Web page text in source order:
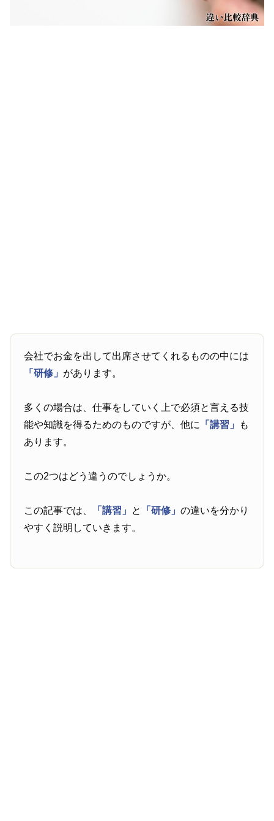
会社でお金を出して出席させてくれるものの中には
「研修」 があります。
多くの場合は、仕事をしていく上で必須と言える技
能や知識を得るためのものですが、他に 「講習」
も
あります。
この2つはどう違うのでしょうか。
この記事では、 「講習」 と 「研修」の違いを分かり
やすく説明していきます。